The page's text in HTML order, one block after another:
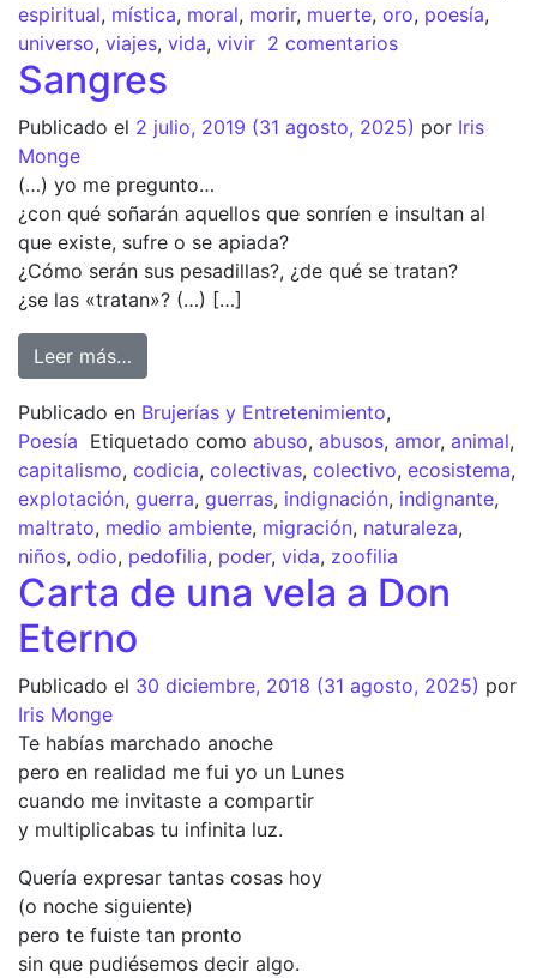
espiritual, mística, moral, morir, muerte, oro, poesía,
universo, viajes, vida, vivir 2 comentarios
Sangres
Publicado el 2 julio, 2019 (31 agosto, 2025) por Iris
Monge
(…) yo me pregunto…
¿con qué soñarán aquellos que sonríen e insultan al
que existe, sufre o se apiada?
¿Cómo serán sus pesadillas?, ¿de qué se tratan?
¿se las «tratan»? (…) […]
Leer más…
Publicado en Brujerías y Entretenimiento,
Poesía Etiquetado como abuso, abusos, amor, animal,
capitalismo, codicia, colectivas, colectivo, ecosistema,
explotación, guerra, guerras, indignación, indignante,
maltrato, medio ambiente, migración, naturaleza,
niños, odio, pedofilia, poder, vida, zoofilia
Carta de una vela a Don
Eterno
Publicado el 30 diciembre, 2018 (31 agosto, 2025) por
Iris Monge
Te habías marchado anoche
pero en realidad me fui yo un Lunes
cuando me invitaste a compartir
y multiplicabas tu infinita luz.
Quería expresar tantas cosas hoy
(o noche siguiente)
pero te fuiste tan pronto
sin que pudiésemos decir algo.